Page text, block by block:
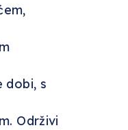
dobi, s
Održivi